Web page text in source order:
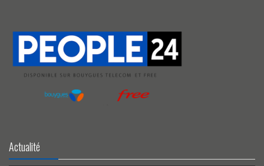
Actualité